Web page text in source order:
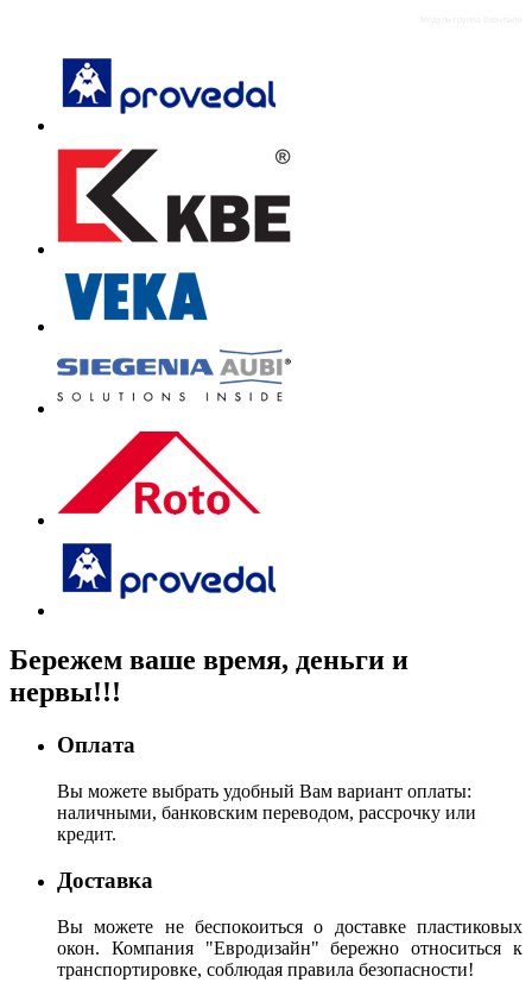
Бережем ваше время, деньги и
нервы!!!
Оплата
Вы можете выбрать удобный Вам вариант оплаты:
наличными, банковским переводом, рассрочку или
кредит.
Доставка
Вы можете не беспокоиться о доставке пластиковых
окон. Компания "Евродизайн" бережно относиться к
транспортировке, соблюдая правила безопасности!